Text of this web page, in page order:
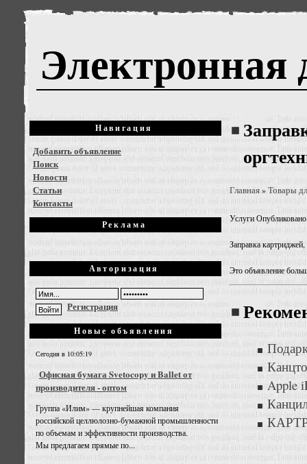
Электронная
Навигация
Добавить объявление
Поиск
Новости
Статьи
Контакты
Реклама
Авторизация
Регистрация
Новые объявления
Сегодня в 10:05:19
Офисная бумага Svetocopy и Ballet от
производителя - оптом
Группа «Илим» — крупнейшая компания
российской целлюлозно-бумажной промышленности
по объемам и эффективности производства.
Мы предлагаем прямые по...
Главная»Товары
Услуги
Заправка
Это объявление
Apple